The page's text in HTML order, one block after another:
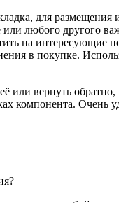
для
или любого другого
на интересующие
в покупке.
или вернуть
компонента. Очень